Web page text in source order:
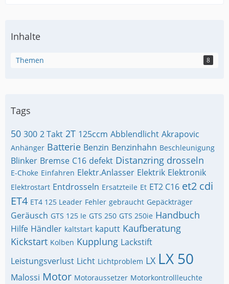
Inhalte
Themen 8
Tags
50 300 2 Takt 2T 125ccm Abblendlicht Akrapovic
Anhänger Batterie Benzin Benzinhahn Beschleunigung
Blinker Bremse C16 defekt Distanzring drosseln
E-Choke Einfahren Elektr.Anlasser Elektrik Elektronik
Elektrostart Entdrosseln Ersatzteile Et ET2 C16 et2 cdi
ET4 ET4 125 Leader Fehler gebraucht Gepäckträger
Geräusch GTS 125 Ie GTS 250 GTS 250ie Handbuch
Hilfe Händler kaltstart kaputt Kaufberatung
Kickstart Kolben Kupplung Lackstift
Leistungsverlust Licht Lichtproblem LX LX 50
Malossi Motor Motoraussetzer Motorkontrollleuchte